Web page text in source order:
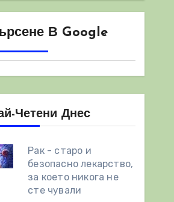
В Google
Четени Днес
Рак - старо и
безопасно лекарство,
за което никога не
сте чували